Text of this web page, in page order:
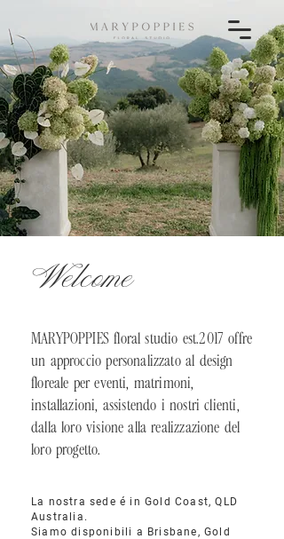
Welcome
MARYPOPPIES floral studio est.2017 offre
un approccio personalizzato al design
floreale per eventi, matrimoni,
installazioni, assistendo i nostri clienti,
dalla loro visione alla realizzazione del
loro progetto.
La nostra sede é in Gold Coast, QLD
Australia.
Siamo disponibili a Brisbane, Gold